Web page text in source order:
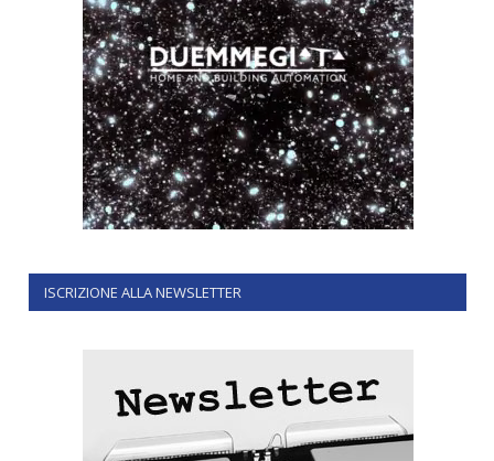
ISCRIZIONE ALLA NEWSLETTER